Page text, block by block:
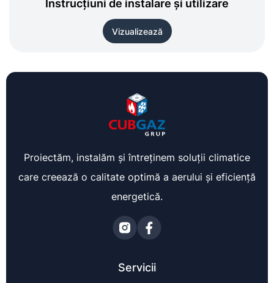
Instrucțiuni de instalare și utilizare
Vizualizează
Proiectăm, instalăm și întreținem soluții climatice
care creează o calitate optimă a aerului și eficiență
energetică.
Servicii